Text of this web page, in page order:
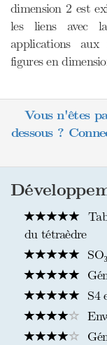
dimension 2 est
les liens avec
applications aux
figures en
Vous n'êtes
dessous ?
du tétraèdre
S4